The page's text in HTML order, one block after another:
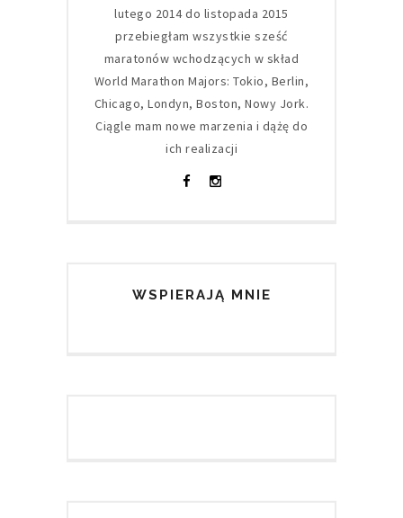
lutego 2014 do listopada 2015
przebiegłam wszystkie sześć
maratonów wchodzących w skład
World Marathon Majors: Tokio, Berlin,
Chicago, Londyn, Boston, Nowy Jork.
Ciągle mam nowe marzenia i dążę do
ich realizacji
WSPIERAJĄ MNIE